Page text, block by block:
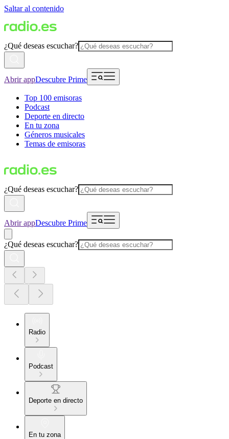
Saltar al contenido
¿Qué deseas escuchar?
Abrir appDescubre Prime
Top 100 emisoras
Podcast
Deporte en directo
En tu zona
Géneros musicales
Temas de emisoras
¿Qué deseas escuchar?
Abrir appDescubre Prime
¿Qué deseas escuchar?
Radio
Podcast
Deporte en directo
En tu zona